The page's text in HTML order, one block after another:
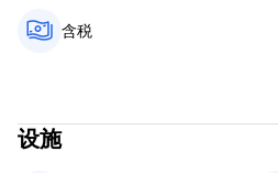
一般的：
没有宵禁。
含税
设施